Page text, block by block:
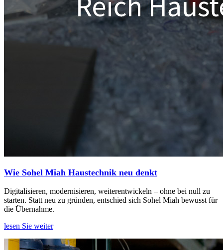
Wie Sohel Miah Haustechnik neu denkt
Digitalisieren, modernisieren, weiterentwickeln – ohne bei null zu
starten. Statt neu zu gründen, entschied sich Sohel Miah bewusst für
die Übernahme.
lesen Sie weiter